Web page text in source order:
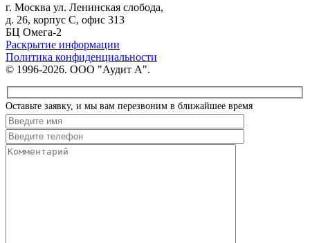
г. Москва ул. Ленинская слобода,
д. 26, корпус С, офис 313
БЦ Омега-2
Раскрытие информации
Политика конфиденциальности
© 1996-2026. ООО "Аудит А".
Оставьте заявку, и мы вам перезвоним в ближайшее время